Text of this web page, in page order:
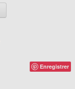
Enregistrer